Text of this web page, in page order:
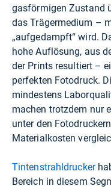
gasförmigen Zustand
das Trägermedium –
„aufgedampft“ wird.
hohe Auflösung, aus
der Prints resultiert –
perfekten Fotodruck.
mindestens
machen trotzdem nur
unter den
Materialkosten
Tintenstrahldrucker
Bereich in diesem